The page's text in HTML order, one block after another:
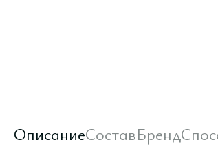
ОписаниеСоставБренд